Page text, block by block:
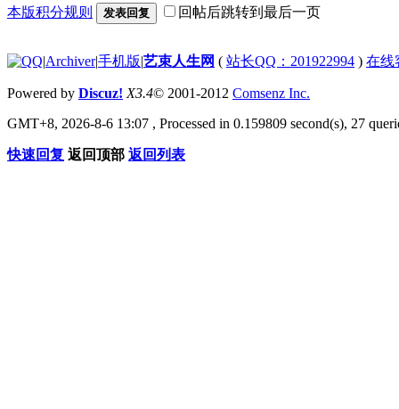
本版积分规则 发表回复 回帖后跳转到最后一页
|Archiver|手机版|艺束人生网 ( 站长QQ：201922994 ) 在线
Powered by Discuz! X3.4© 2001-2012 Comsenz Inc.
GMT+8, 2026-8-6 13:07 , Processed in 0.159809 second(s), 27
快速回复 返回顶部 返回列表